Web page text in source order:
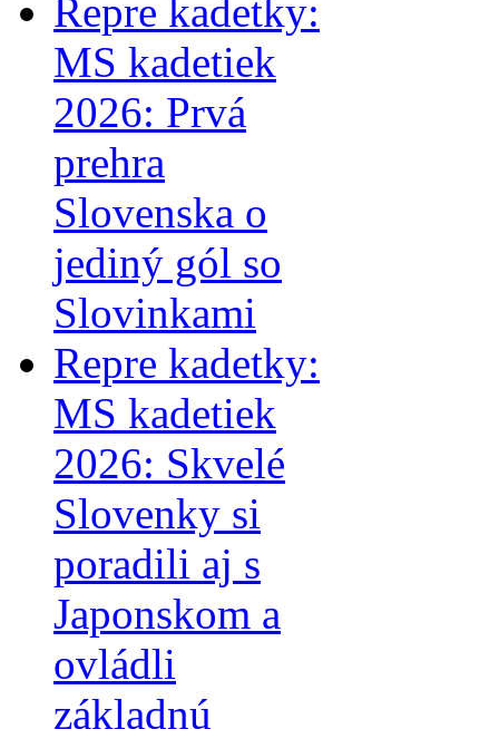
Repre kadetky:
MS kadetiek
2026: Prvá
prehra
Slovenska o
jediný gól so
Slovinkami
Repre kadetky:
MS kadetiek
2026: Skvelé
Slovenky si
poradili aj s
Japonskom a
ovládli
základnú